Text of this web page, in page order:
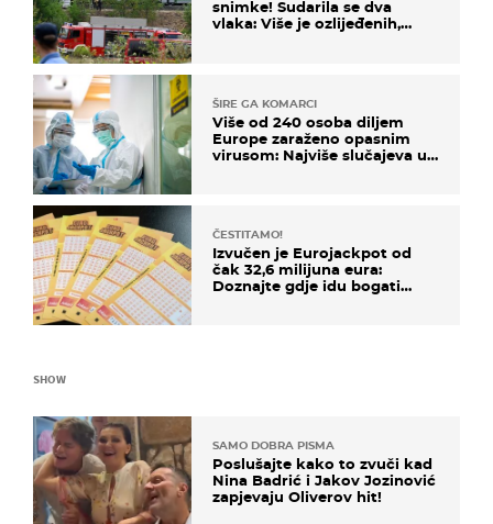
snimke! Sudarila se dva
vlaka: Više je ozlijeđenih,
ŠIRE GA KOMARCI
Više od 240 osoba diljem
Europe zaraženo opasnim
virusom: Najviše slučajeva u
ČESTITAMO!
Izvučen je Eurojackpot od
čak 32,6 milijuna eura:
Doznajte gdje idu bogati
SHOW
SAMO DOBRA PISMA
Poslušajte kako to zvuči kad
Nina Badrić i Jakov Jozinović
zapjevaju Oliverov hit!